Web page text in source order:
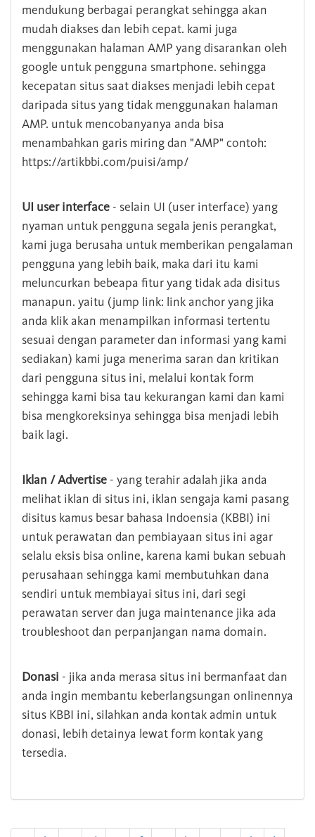
mendukung berbagai perangkat sehingga akan
mudah diakses dan lebih cepat. kami juga
menggunakan halaman AMP yang disarankan oleh
google untuk pengguna smartphone. sehingga
kecepatan situs saat diakses menjadi lebih cepat
daripada situs yang tidak menggunakan halaman
AMP. untuk mencobanyanya anda bisa
menambahkan garis miring dan "AMP" contoh:
https://artikbbi.com/puisi/amp/
UI user interface - selain UI (user interface) yang
nyaman untuk pengguna segala jenis perangkat,
kami juga berusaha untuk memberikan pengalaman
pengguna yang lebih baik, maka dari itu kami
meluncurkan bebeapa fitur yang tidak ada disitus
manapun. yaitu (jump link: link anchor yang jika
anda klik akan menampilkan informasi tertentu
sesuai dengan parameter dan informasi yang kami
sediakan) kami juga menerima saran dan kritikan
dari pengguna situs ini, melalui kontak form
sehingga kami bisa tau kekurangan kami dan kami
bisa mengkoreksinya sehingga bisa menjadi lebih
baik lagi.
Iklan / Advertise - yang terahir adalah jika anda
melihat iklan di situs ini, iklan sengaja kami pasang
disitus kamus besar bahasa Indoensia (KBBI) ini
untuk perawatan dan pembiayaan situs ini agar
selalu eksis bisa online, karena kami bukan sebuah
perusahaan sehingga kami membutuhkan dana
sendiri untuk membiayai situs ini, dari segi
perawatan server dan juga maintenance jika ada
troubleshoot dan perpanjangan nama domain.
Donasi - jika anda merasa situs ini bermanfaat dan
anda ingin membantu keberlangsungan onlinennya
situs KBBI ini, silahkan anda kontak admin untuk
donasi, lebih detainya lewat form kontak yang
tersedia.